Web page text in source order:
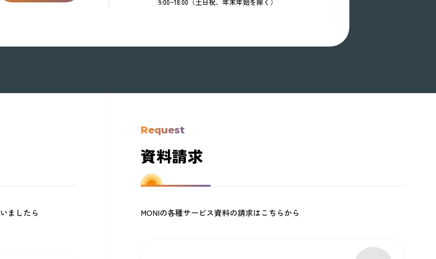
9:00~18:00（土日祝、年末年始を除く）
ましたら
Request
資料請求
MONIの各種サービス資料の請求はこちらから